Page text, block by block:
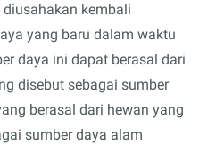
kembali
yang baru dalam waktu
daya ini dapat berasal dari
disebut sebagai sumber
berasal dari hewan yang
sumber daya alam